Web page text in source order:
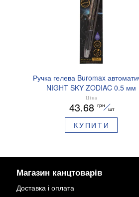
Ручка гелева Buromax
NIGHT SKY ZODIAC 0.5 мм
ароматизований грип синє
BM.8379-01
Ціна
43.68 грн
шт
КУПИТИ
Магазин канцтоварів
Доставка і оплата